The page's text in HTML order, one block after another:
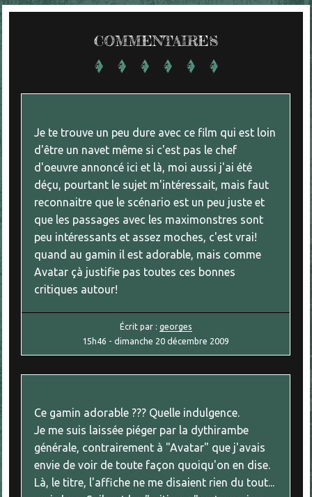
COMMENTAIRES
Je te trouve un peu dure avec ce film qui est loin
d'être un navet même si c'est pas le chef
d'oeuvre annoncé ici et là, moi aussi j'ai été
déçu, pourtant le sujet m'intéressait, mais faut
reconnaitre que le scénario est un peu juste et
que les passages avec les maximonstres sont
peu intéressants et assez moches, c'est vrai!
quand au gamin il est adorable, mais comme
Avatar çà justifie pas toutes ces bonnes
critiques autour!
Écrit par : georges
15h46 -dimanche 20 décembre 2009
Ce gamin adorable ??? Quelle indulgence.
Je me suis laissée piéger par la dythirambe
générale, contrairement à "Avatar" que j'avais
envie de voir de toute façon quoiqu'on en dise.
Là, le titre, l'affiche ne me disaient rien du tout...